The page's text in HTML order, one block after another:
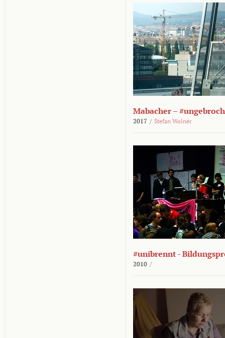
Mabacher –
2017 / Stefan Wolner
#unibrennt -
2010 /